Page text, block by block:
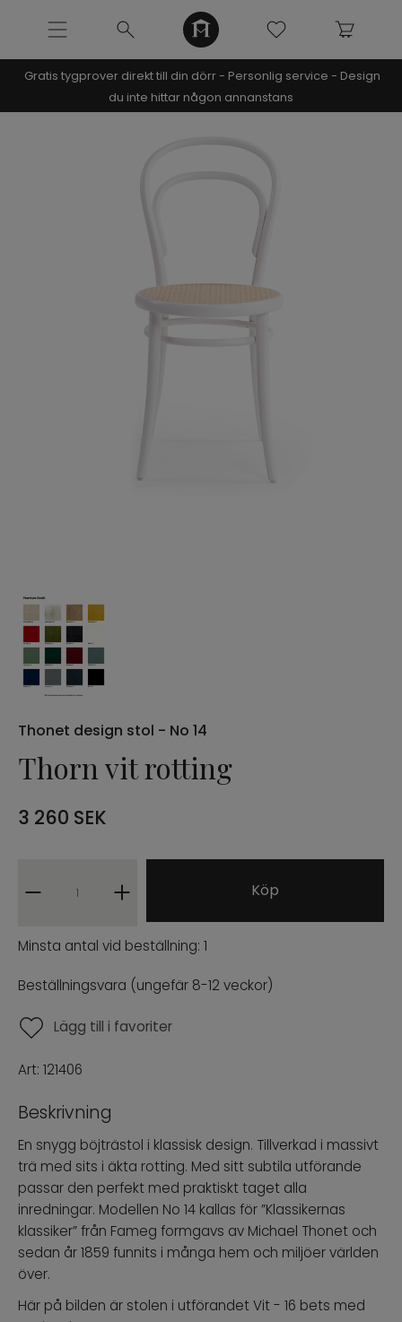
NOOMI x KRISTIN
Pre-made möbler
Studio In Capsule
Beirut sängram x Bruna Rizk
Soffbord
Bord
Marmorbord
Stolar
Thonet-stolar
Barstolar
URBAN COLLECTION
NÒRE COLLECTION
ARCHIVE SALE
PROFFESIONAL B2B
ENG | SWE
Gratis tygprover direkt till din dörr - Personlig service - Design
du inte hittar någon annanstans
Thonet design stol - No 14
Thorn vit rotting
3 260 SEK
Köp
Minsta antal vid beställning: 1
Beställningsvara (ungefär 8-12 veckor)
Lägg till i favoriter
Art: 121406
Beskrivning
En snygg böjträstol i klassisk design. Tillverkad i massivt
trä med sits i äkta rotting. Med sitt subtila utförande
passar den perfekt med praktiskt taget alla
inredningar. Modellen No 14 kallas för ”Klassikernas
klassiker” från Fameg formgavs av Michael Thonet och
sedan år 1859 funnits i många hem och miljöer världen
över.
Här på bilden är stolen i utförandet Vit - 16 bets med